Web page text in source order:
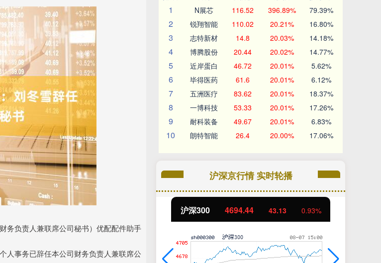
务负责人兼联席公司秘书）优配配件助手
人事务已辞任本公司财务负责人兼联席公
1
N展芯 116.52 396.89% 79.39%
2 锐翔智能 110.02 20.21% 16.80%
3 志特新材 14.8 20.03% 14.18%
4 博腾股份 20.44 20.02% 14.77%
5 近岸蛋白 46.72 20.01% 5.62%
6 毕得医药 61.6 20.01% 6.12%
7 五洲医疗 83.62 20.01% 18.37%
8 一博科技 53.33 20.01% 17.26%
9 耐科装备 49.67 20.01% 6.83%
10 朗特智能 26.4 20.00% 17.06%
沪深京行情 实时轮播
北证50 1134.24 11.37 1.01%